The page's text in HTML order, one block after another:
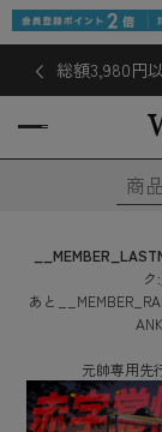
総額3,980円
ク:
あと
元帥専用先